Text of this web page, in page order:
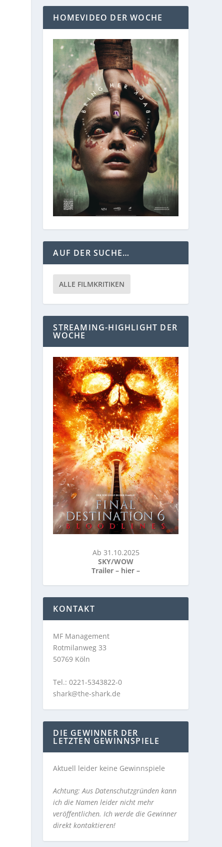
HOMEVIDEO DER WOCHE
AUF DER SUCHE…
ALLE FILMKRITIKEN
STREAMING-HIGHLIGHT DER
WOCHE
Ab 31.10.2025
SKY/WOW
Trailer – hier–
KONTAKT
MF Management
Rotmilanweg 33
50769 Köln
Tel.: 0221-5343822-0
shark@the-shark.de
DIE GEWINNER DER
LETZTEN GEWINNSPIELE
Aktuell leider keine Gewinnspiele
Achtung: Aus Datenschutzgründen kann
ich die Namen leider nicht mehr
veröffentlichen. Ich werde die Gewinner
direkt kontaktieren!